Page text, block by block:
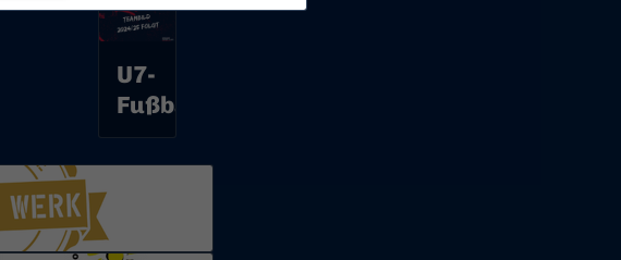
U7-
Fußballkindergarten